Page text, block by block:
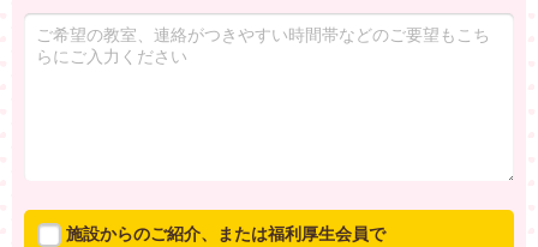
施設からのご紹介、または福利厚生会員で